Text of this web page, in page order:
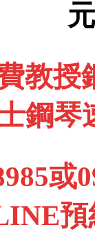
教授
鋼琴
或
預